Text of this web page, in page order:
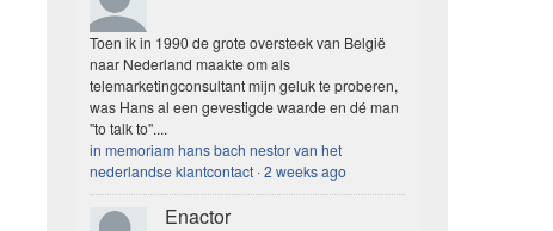
Toen ik in 1990 de grote oversteek van België
naar Nederland maakte om als
telemarketingconsultant mijn geluk te proberen,
was Hans al een gevestigde waarde en dé man
"to talk to"....
in memoriam hans bach nestor van het
nederlandse klantcontact ·2 weeks ago
Enactor